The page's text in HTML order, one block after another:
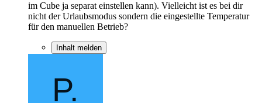
im Cube ja separat einstellen kann). Vielleicht ist es bei dir
nicht der Urlaubsmodus sondern die eingestellte Temperatur
für den manuellen Betrieb?
Inhalt melden